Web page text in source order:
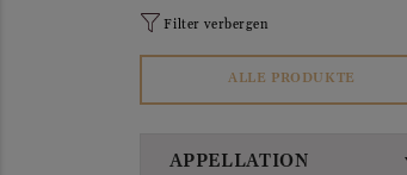
Filter verbergen
ALLE PRODUKTE
APPELLATION